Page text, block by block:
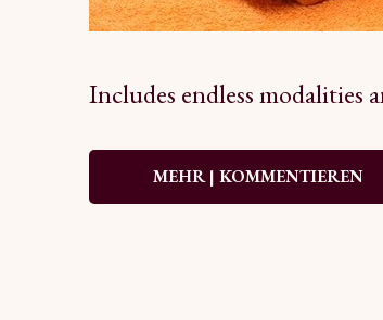
Includes endless modalities
MEHR | KOMMENTIEREN